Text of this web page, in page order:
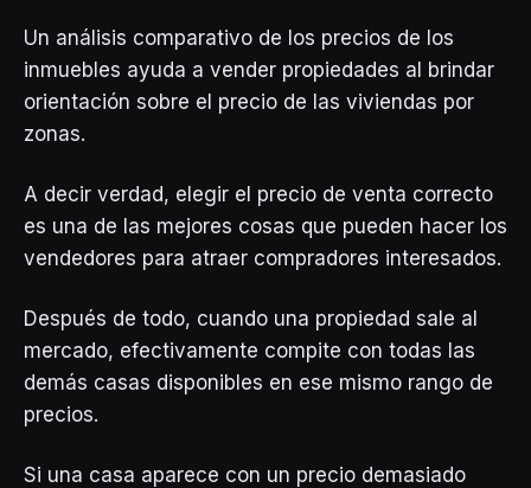
Un análisis comparativo de los precios de los
inmuebles ayuda a vender propiedades al brindar
orientación sobre el precio de las viviendas por
zonas.
A decir verdad, elegir el precio de venta correcto
es una de las mejores cosas que pueden hacer los
vendedores para atraer compradores interesados.
Después de todo, cuando una propiedad sale al
mercado, efectivamente compite con todas las
demás casas disponibles en ese mismo rango de
precios.
Si una casa aparece con un precio demasiado